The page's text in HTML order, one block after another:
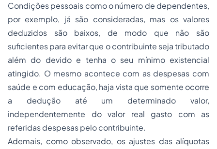
Condições pessoais como o número de dependentes,
por exemplo, já são consideradas, mas os valores
deduzidos são baixos, de modo que não são
suficientes para evitar que o contribuinte seja tributado
além do devido e tenha o seu mínimo existencial
atingido. O mesmo acontece com as despesas com
saúde e com educação, haja vista que somente ocorre
a dedução até um determinado valor,
independentemente do valor real gasto com as
referidas despesas pelo contribuinte.
Ademais, como observado, os ajustes das alíquotas